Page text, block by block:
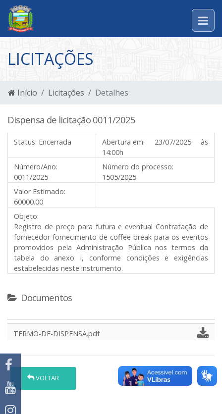
LICITAÇÕES
Início Licitações Detalhes
Dispensa de licitação 0011/2025
Status: Encerrada Abertura em: 23/07/2025 às
14:00h
Número/Ano:
0011/2025
Número do processo:
1505/2025
Valor Estimado:
60000.00
Objeto:
Registro de preço para futura e eventual Contratação de
fornecedor fornecimento de coffee break para os eventos
promovidos pela Administração Pública nos termos da
tabela do anexo I, conforme condições e exigências
estabelecidas neste instrumento.
Documentos
TERMO-DE-DISPENSA.pdf
VOLTAR